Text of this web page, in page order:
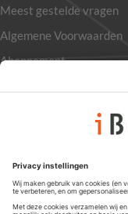
Meest gestelde vragen
Algemene Voorwaarden
Abonnement
Privacyinstellingen